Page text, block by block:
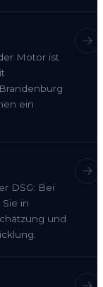
Motor ist
ein
DSG: Bei
in
und